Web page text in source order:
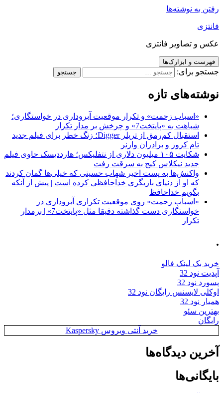
رفتن به نوشته‌ها
فانتزی
عکس و تصاویر فانتزی
فهرست و ابزارک‌ها
جستجو برای:
نوشته‌های تازه
«اسباب زحمت» و تکرار موقعیت آبروداری در خواستگاری؛
شباهت به «پایتخت7» و چرخش بر مدار تکرار
استقبال کم‌رمق از تریلر Digger؛ زنگ خطر برای فیلم جدید
تام کروز و برادران وارنر
شکایت ۱۰۵ میلیون دلاری از نتفلیکس؛ هارددیسک حاوی فیلم
جدید نیکلاس کیج به سرقت رفت
واکنش‌ها به پست اخیر شهاب حسینی که خیلی‌ها گمان کردند
که او از دنیای بازیگری خداحافظی کرده است | پیش از آنکه
بگویم خداحافظ
«اسباب زحمت» روی موقعیت تکراری آبروداری در
خواستگاری دست گذاشته دقیقا مثل «پایتخت7» | برمدار
تکرار
.
خرید بک لینک فالو
آپدیت نود 32
پسورد نود 32
اوکلی لایسنس رایگان نود 32
همیار نود 32
بهترین سئو
رایگان
خرید آنتی ویروس Kaspersky
آخرین دیدگاه‌ها
بایگانی‌ها